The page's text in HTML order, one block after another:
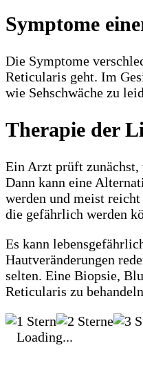
Symptome
Die Symptome
Reticularis geht. Im
wie Sehschwäche zu
Therapie der
Ein Arzt prüft zunächst,
Dann kann eine
werden und meist
die gefährlich werden
Es kann
Hautveränderungen
selten. Eine Biopsie,
Reticularis zu
Loading...